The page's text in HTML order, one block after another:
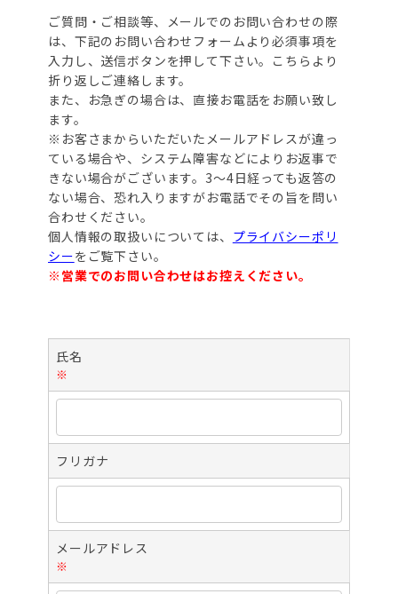
ご質問・ご相談等、メールでのお問い合わせの際
は、下記のお問い合わせフォームより必須事項を
入力し、送信ボタンを押して下さい。こちらより
折り返しご連絡します。
また、お急ぎの場合は、直接お電話をお願い致し
ます。
※お客さまからいただいたメールアドレスが違っ
ている場合や、システム障害などによりお返事で
きない場合がございます。3～4日経っても返答の
ない場合、恐れ入りますがお電話でその旨を問い
合わせください。
個人情報の取扱いについては、 プライバシーポリ
シーをご覧下さい。
※営業でのお問い合わせはお控えください。
氏名
※
フリガナ
メールアドレス
※